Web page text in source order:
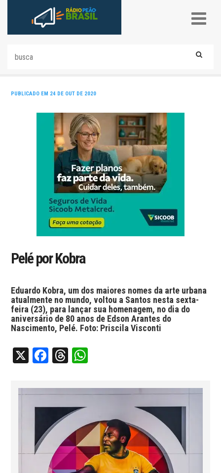
PUBLICADO EM 24 DE OUT DE 2020
Pelé por Kobra
Eduardo Kobra, um dos maiores nomes da arte urbana
atualmente no mundo, voltou a Santos nesta sexta-
feira (23), para lançar sua homenagem, no dia do
aniversário de 80 anos de Edson Arantes do
Nascimento, Pelé. Foto: Priscila Visconti
X Facebook
Threads